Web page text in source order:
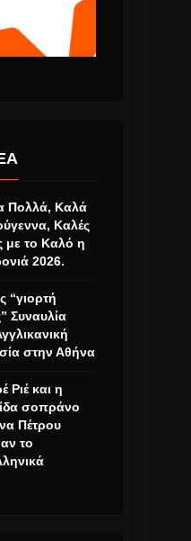
Πολλά, Καλά
Καλές
με το Καλό η
2026.
“γιορτή
Συναυλία
στην Αθήνα
Ριέ και η
σοπράνο
Πέτρου
το